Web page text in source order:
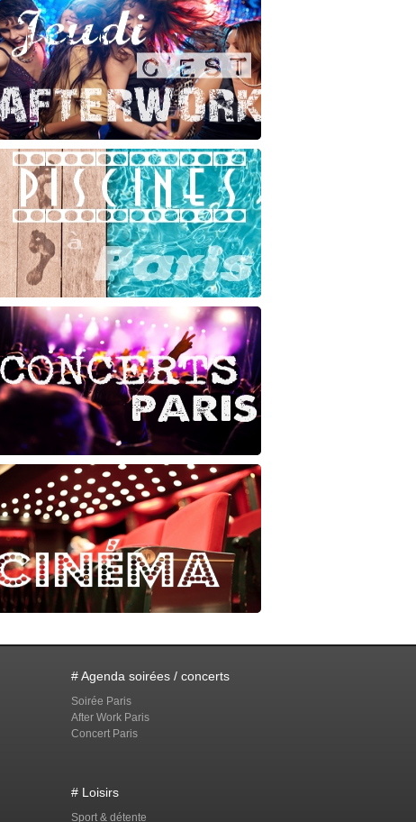
# Agenda soirées / concerts
Soirée Paris
After Work Paris
Concert Paris
# Loisirs
Sport & détente